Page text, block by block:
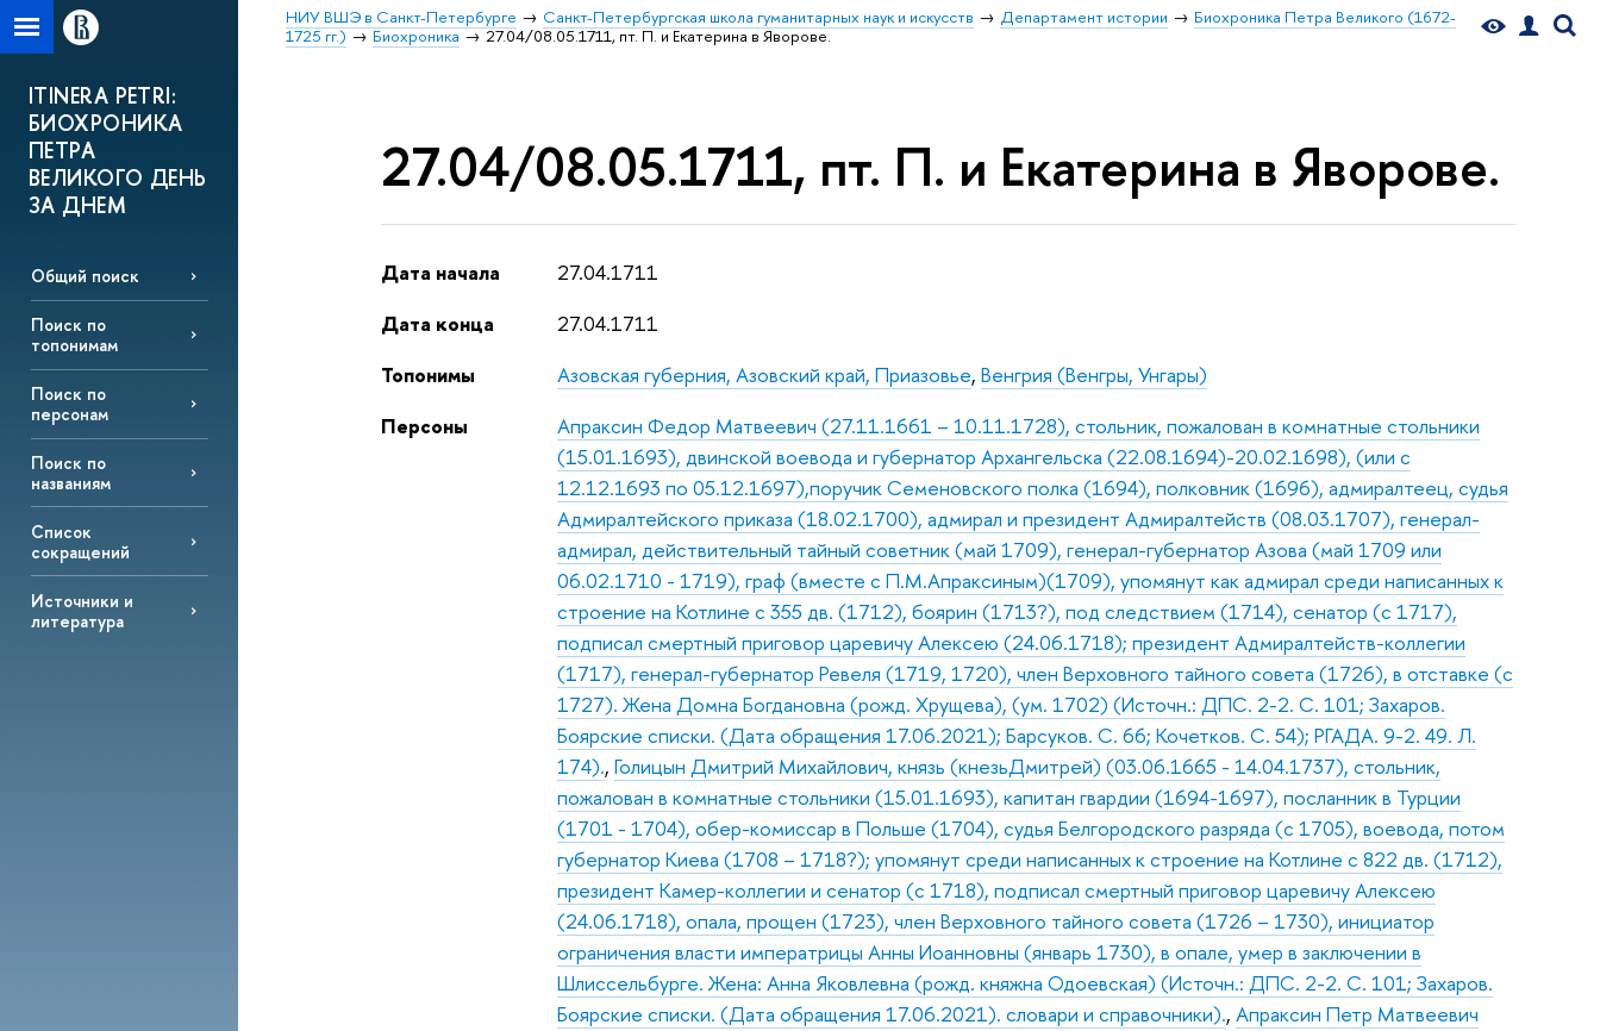
НИУ ВШЭ в Санкт-Петербурге Санкт-Петербургская школа гуманитарных наук и искусств Департамент истории
Биохроника Петра Великого (1672-
1725 гг.)
Биохроника 27.04/08.05.1711, пт. П. и Екатерина в Яворове.
ITINERA PETRI:
БИОХРОНИКА
ПЕТРА
ВЕЛИКОГО ДЕНЬ
ЗА ДНЕМ
Общий поиск
Поиск по
топонимам
Поиск по
персонам
Поиск по
названиям
Список
сокращений
Источники и
литература
27.04/08.05.1711, пт. П. и Екатерина в Яворове.
Дата начала
27.04.1711
Дата конца
27.04.1711
Топонимы
Азовская губерния, Азовский край, Приазовье,Венгрия (Венгры, Унгары)
Персоны
Апраксин Федор Матвеевич (27.11.1661 – 10.11.1728), стольник, пожалован в комнатные стольники
(15.01.1693), двинской воевода и губернатор Архангельска (22.08.1694)-20.02.1698), (или с
12.12.1693 по 05.12.1697),поручик Семеновского полка (1694), полковник (1696), адмиралтеец, судья
Адмиралтейского приказа (18.02.1700), адмирал и президент Адмиралтейств (08.03.1707), генерал-
адмирал, действительный тайный советник (май 1709), генерал-губернатор Азова (май 1709 или
06.02.1710 - 1719), граф (вместе с П.М.Апраксиным)(1709), упомянут как адмирал среди написанных к
строение на Котлине с 355 дв. (1712), боярин (1713?), под следствием (1714), сенатор (с 1717),
подписал смертный приговор царевичу Алексею (24.06.1718); президент Адмиралтейств-коллегии
(1717), генерал-губернатор Ревеля (1719, 1720), член Верховного тайного совета (1726), в отставке (с
1727). Жена Домна Богдановна (рожд. Хрущева), (ум. 1702) (Источн.: ДПС. 2-2. С. 101; Захаров.
Боярские списки. (Дата обращения 17.06.2021); Барсуков. С. 66; Кочетков. С. 54); РГАДА. 9-2. 49. Л.
174).,Голицын Дмитрий Михайлович, князь (кнезьДмитрей) (03.06.1665 - 14.04.1737), стольник,
пожалован в комнатные стольники (15.01.1693), капитан гвардии (1694-1697), посланник в Турции
(1701 - 1704), обер-комиссар в Польше (1704), судья Белгородского разряда (с 1705), воевода, потом
губернатор Киева (1708 – 1718?); упомянут среди написанных к строение на Котлине с 822 дв. (1712),
президент Камер-коллегии и сенатор (с 1718), подписал смертный приговор царевичу Алексею
(24.06.1718), опала, прощен (1723), член Верховного тайного совета (1726 – 1730), инициатор
ограничения власти императрицы Анны Иоанновны (январь 1730), в опале, умер в заключении в
Шлиссельбурге. Жена: Анна Яковлевна (рожд. княжна Одоевская) (Источн.: ДПС. 2-2. С. 101; Захаров.
Боярские списки. (Дата обращения 17.06.2021). словари и справочники).,Апраксин Петр Матвеевич